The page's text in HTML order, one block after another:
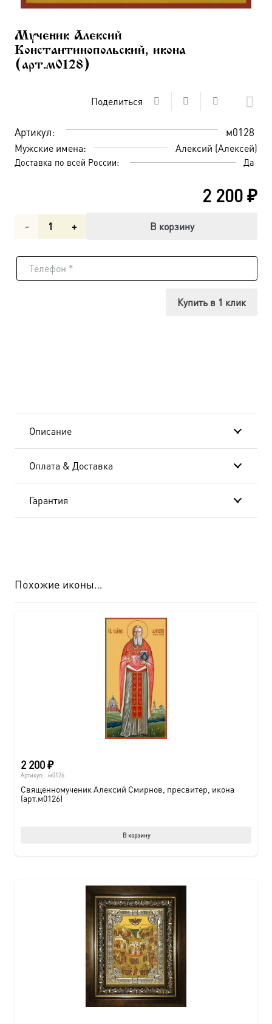
Мученик Алексий
Константинопольский, икона
(арт.м0128)
Поделиться
Артикул: м0128
Мужские имена: Алексий (Алексей)
Доставка по всей России: Да
2 200₽
Количество
Мученик
В корзину
Купить в 1 клик
Описание
Оплата & Доставка
Гарантия
Похожие иконы…
2 200₽
Артикул: м0126
Священномученик Алексий Смирнов, пресвитер, икона
(арт.м0126)
В корзину